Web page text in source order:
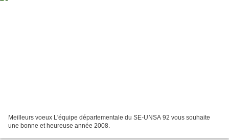
Meilleurs voeux L'équipe départementale du SE-UNSA 92 vous souhaite
une bonne et heureuse année 2008.